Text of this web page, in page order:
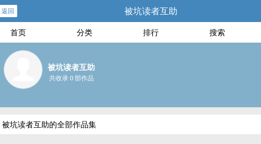
返回 被坑读者互助
首页 分类 排行 搜索
被坑读者互助
共收录 0 部作品
被坑读者互助的全部作品集